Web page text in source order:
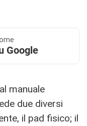
Google
manuale
due diversi
il pad fisico; il